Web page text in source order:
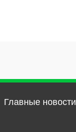
Главные новости